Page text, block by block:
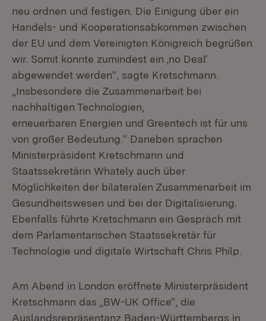
neu ordnen und festigen. Die Einigung über ein
Handels- und Kooperationsabkommen zwischen
der EU und dem Vereinigten Königreich begrüßen
wir. Somit konnte zumindest ein ,no Deal‘
abgewendet werden“, sagte Kretschmann.
„Insbesondere die Zusammenarbeit bei
nachhaltigen Technologien,
erneuerbaren Energien und Greentech ist für uns
von großer Bedeutung.“ Daneben sprachen
Ministerpräsident Kretschmann und
Staatssekretärin Whately auch über
Möglichkeiten der bilateralen Zusammenarbeit im
Gesundheitswesen und bei der Digitalisierung.
Ebenfalls führte Kretschmann ein Gespräch mit
dem Parlamentarischen Staatssekretär für
Technologie und digitale Wirtschaft Chris Philp.
Am Abend in London eröffnete Ministerpräsident
Kretschmann das „BW-UK Office“, die
Auslandsrepräsentanz Baden-Württembergs in